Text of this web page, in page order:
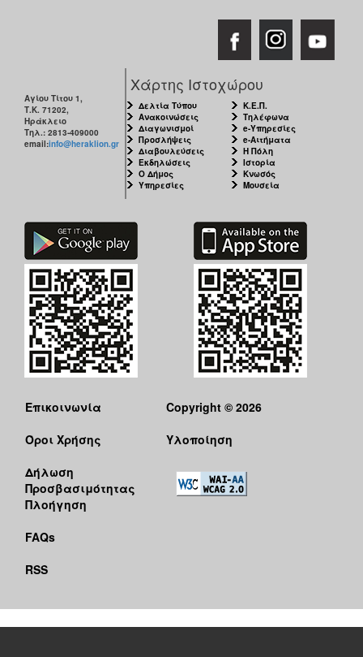
Αγίου Τίτου 1,
Τ.Κ. 71202,
Ηράκλειο
Τηλ.: 2813-409000
email:info@heraklion.gr
Χάρτης Ιστοχώρου
Δελτία Τύπου
Ανακοινώσεις
Διαγωνισμοί
Προσλήψεις
Διαβουλεύσεις
Εκδηλώσεις
Ο Δήμος
Υπηρεσίες
Κ.Ε.Π.
Τηλέφωνα
e-Υπηρεσίες
e-Αιτήματα
Η Πόλη
Ιστορία
Κνωσός
Μουσεία
Επικοινωνία
Όροι Χρήσης
Δήλωση
Προσβασιμότητας
Πλοήγηση
FAQs
RSS
Copyright © 2026
Υλοποίηση